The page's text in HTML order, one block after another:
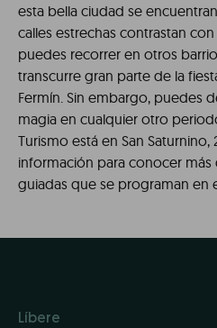
esta bella ciudad se
calles estrechas contrastan
puedes recorrer en otros
transcurre gran parte de la
Fermín. Sin embargo, puedes
magia en cualquier otro
Turismo está en San
información para conocer más
guiadas que se programan en
Líbere